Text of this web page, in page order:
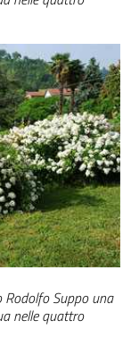
Rodolfo Suppo una
nelle quattro